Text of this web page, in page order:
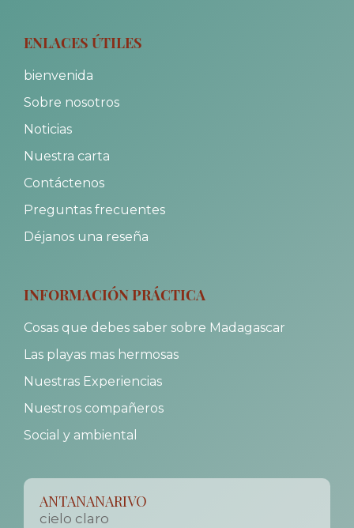
ENLACES ÚTILES
bienvenida
Sobre nosotros
Noticias
Nuestra carta
Contáctenos
Preguntas frecuentes
Déjanos una reseña
INFORMACIÓN PRÁCTICA
Cosas que debes saber sobre Madagascar
Las playas mas hermosas
Nuestras Experiencias
Nuestros compañeros
Social y ambiental
ANTANANARIVO
cielo claro